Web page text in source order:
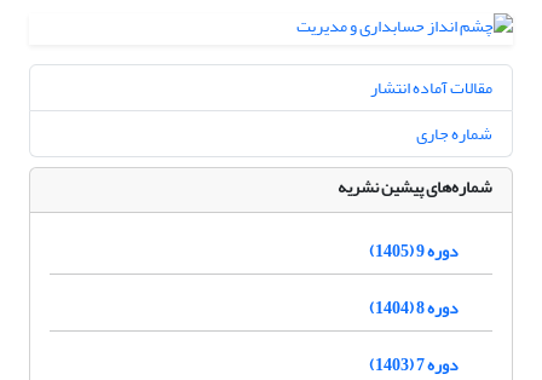
مقالات آماده انتشار
شماره جاری
شماره‌های پیشین نشریه
دوره 9 (1405)
دوره 8 (1404)
دوره 7 (1403)